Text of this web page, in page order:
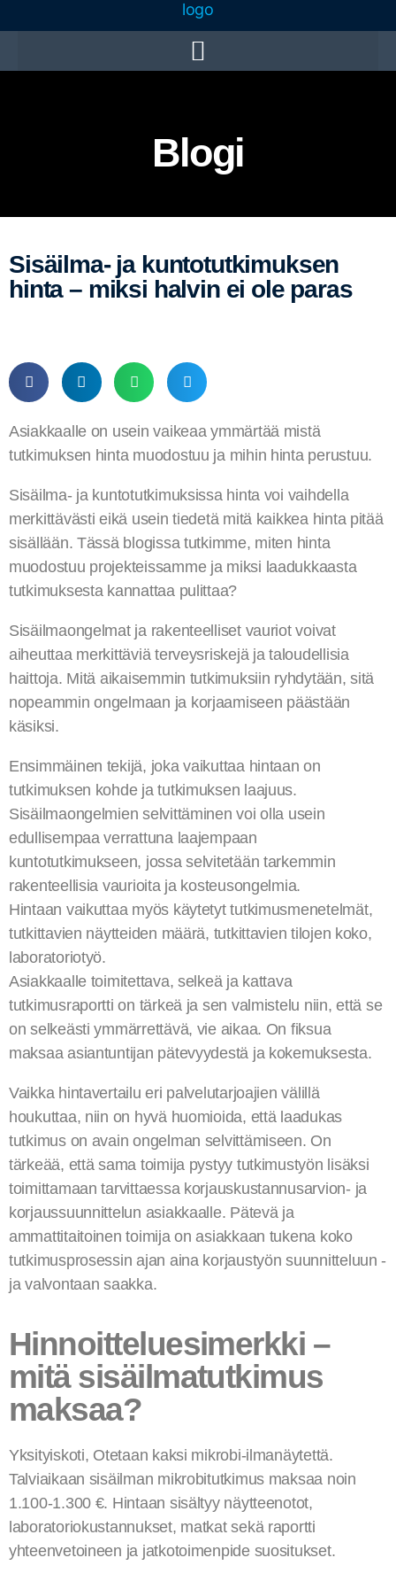
Blogi
Sisäilma- ja kuntotutkimuksen
hinta – miksi halvin ei ole paras
Asiakkaalle on usein vaikeaa ymmärtää mistä
tutkimuksen hinta muodostuu ja mihin hinta perustuu.
Sisäilma- ja kuntotutkimuksissa hinta voi vaihdella
merkittävästi eikä usein tiedetä mitä kaikkea hinta pitää
sisällään. Tässä blogissa tutkimme, miten hinta
muodostuu projekteissamme ja miksi laadukkaasta
tutkimuksesta kannattaa pulittaa?
Sisäilmaongelmat ja rakenteelliset vauriot voivat
aiheuttaa merkittäviä terveysriskejä ja taloudellisia
haittoja. Mitä aikaisemmin tutkimuksiin ryhdytään, sitä
nopeammin ongelmaan ja korjaamiseen päästään
käsiksi.
Ensimmäinen tekijä, joka vaikuttaa hintaan on
tutkimuksen kohde ja tutkimuksen laajuus.
Sisäilmaongelmien selvittäminen voi olla usein
edullisempaa verrattuna laajempaan
kuntotutkimukseen, jossa selvitetään tarkemmin
rakenteellisia vaurioita ja kosteusongelmia.
Hintaan vaikuttaa myös käytetyt tutkimusmenetelmät,
tutkittavien näytteiden määrä, tutkittavien tilojen koko,
laboratoriotyö.
Asiakkaalle toimitettava, selkeä ja kattava
tutkimusraportti on tärkeä ja sen valmistelu niin, että se
on selkeästi ymmärrettävä, vie aikaa. On fiksua
maksaa asiantuntijan pätevyydestä ja kokemuksesta.
Vaikka hintavertailu eri palvelutarjoajien välillä
houkuttaa, niin on hyvä huomioida, että laadukas
tutkimus on avain ongelman selvittämiseen. On
tärkeää, että sama toimija pystyy tutkimustyön lisäksi
toimittamaan tarvittaessa korjauskustannusarvion- ja
korjaussuunnittelun asiakkaalle. Pätevä ja
ammattitaitoinen toimija on asiakkaan tukena koko
tutkimusprosessin ajan aina korjaustyön suunnitteluun -
ja valvontaan saakka.
Hinnoitteluesimerkki –
mitä sisäilmatutkimus
maksaa?
Yksityiskoti, Otetaan kaksi mikrobi-ilmanäytettä.
Talviaikaan sisäilman mikrobitutkimus maksaa noin
1.100-1.300 €. Hintaan sisältyy näytteenotot,
laboratoriokustannukset, matkat sekä raportti
yhteenvetoineen ja jatkotoimenpide suositukset.